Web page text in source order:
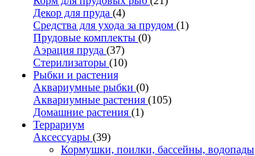
Декор для пруда (4)
Средства для ухода за прудом (1)
Прудовые комплекты (0)
Аэрация пруда (37)
Стерилизаторы (10)
Рыбки и растения
Аквариумные рыбки (0)
Аквариумные растения (105)
Домашние растения (1)
Террариум
Аксессуары (39)
Кормушки, поилки, бассейны, водопады